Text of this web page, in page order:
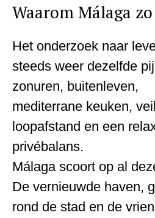
Waarom Málaga
Het onderzoek naar
steeds weer dezelfde
zonuren, buitenleven,
mediterrane keuken,
loopafstand en een
privébalans.
Málaga scoort op al
De vernieuwde haven,
rond de stad en de